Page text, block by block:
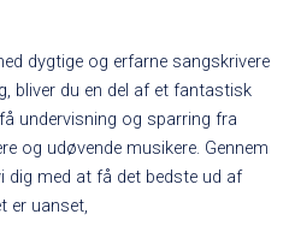
dygtige og erfarne sangskrivere
bliver du en del af et fantastisk
undervisning og sparring fra
og udøvende musikere. Gennem
med at få det bedste ud af
er uanset,